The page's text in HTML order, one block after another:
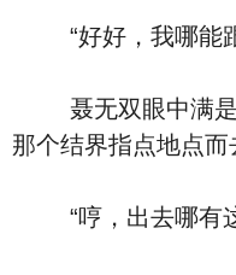
“好好，我哪能跟
聂无双眼中满是
那个结界指点地点而
“哼，出去哪有这